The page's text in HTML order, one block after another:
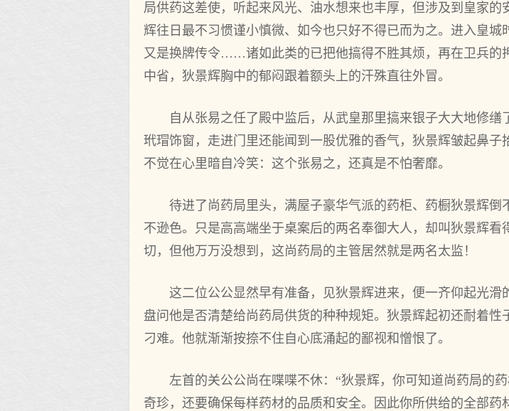
局供药这差使，听起来风光、油水想来也丰厚，但涉及到皇家
辉往日最不习惯谨小慎微、如今也只好不得已而为之。进入皇城
又是换牌传令……诸如此类的已把他搞得不胜其烦，再在卫兵的
中省，狄景辉胸中的郁闷跟着额头上的汗殊直往外冒。
自从张易之任了殿中监后，从武皇那里搞来银子大大地修
玳瑁饰窗，走进门里还能闻到一股优雅的香气，狄景辉皱起鼻子
不觉在心里暗自冷笑：这个张易之，还真是不怕奢靡。
待进了尚药局里头，满屋子豪华气派的药柜、药橱狄景辉
不逊色。只是高高端坐于桌案后的两名奉御大人，却叫狄景辉
切，但他万万没想到，这尚药局的主管居然就是两名太监！
这二位公公显然早有准备，见狄景辉进来，便一齐仰起光滑
盘问他是否清楚给尚药局供货的种种规矩。狄景辉起初还耐着
刁难。他就渐渐按捺不住自心底涌起的鄙视和憎恨了。
左首的关公公尚在喋喋不休：“狄景辉，你可知道尚药局的
奇珍，还要确保每样药材的品质和安全。因此你所供给的全部